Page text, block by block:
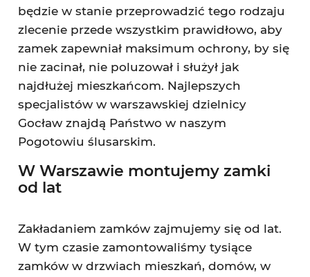
będzie w stanie przeprowadzić tego rodzaju
zlecenie przede wszystkim prawidłowo, aby
zamek zapewniał maksimum ochrony, by się
nie zacinał, nie poluzował i służył jak
najdłużej mieszkańcom. Najlepszych
specjalistów w warszawskiej dzielnicy
Gocław znajdą Państwo w naszym
Pogotowiu ślusarskim.
W Warszawie montujemy zamki
od lat
Zakładaniem zamków zajmujemy się od lat.
W tym czasie zamontowaliśmy tysiące
zamków w drzwiach mieszkań, domów, w